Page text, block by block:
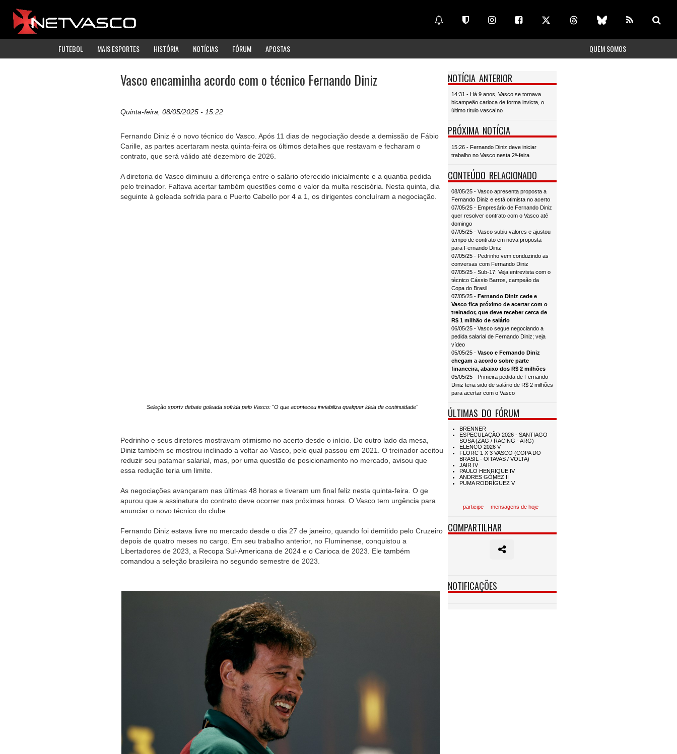
FUTEBOL MAIS ESPORTES HISTÓRIA NOTÍCIAS FÓRUM APOSTAS QUEM SOMOS
Vasco encaminha acordo com o técnico Fernando Diniz
Quinta-feira, 08/05/2025 - 15:22
Fernando Diniz é o novo técnico do Vasco. Após 11 dias de negociação desde a demissão de Fábio
Carille, as partes acertaram nesta quinta-feira os últimos detalhes que restavam e fecharam o
contrato, que será válido até dezembro de 2026.
A diretoria do Vasco diminuiu a diferença entre o salário oferecido inicialmente e a quantia pedida
pelo treinador. Faltava acertar também questões como o valor da multa rescisória. Nesta quinta, dia
seguinte à goleada sofrida para o Puerto Cabello por 4 a 1, os dirigentes concluíram a negociação.
Seleção sportv debate goleada sofrida pelo Vasco: "O que aconteceu inviabiliza qualquer ideia de continuidade"
Pedrinho e seus diretores mostravam otimismo no acerto desde o início. Do outro lado da mesa,
Diniz também se mostrou inclinado a voltar ao Vasco, pelo qual passou em 2021. O treinador aceitou
reduzir seu patamar salarial, mas, por uma questão de posicionamento no mercado, avisou que
essa redução teria um limite.
As negociações avançaram nas últimas 48 horas e tiveram um final feliz nesta quinta-feira. O ge
apurou que a assinatura do contrato deve ocorrer nas próximas horas. O Vasco tem urgência para
anunciar o novo técnico do clube.
Fernando Diniz estava livre no mercado desde o dia 27 de janeiro, quando foi demitido pelo Cruzeiro
depois de quatro meses no cargo. Em seu trabalho anterior, no Fluminense, conquistou a
Libertadores de 2023, a Recopa Sul-Americana de 2024 e o Carioca de 2023. Ele também
comandou a seleção brasileira no segundo semestre de 2023.
NOTÍCIA ANTERIOR
14:31 - Há 9 anos, Vasco se tornava
bicampeão carioca de forma invicta, o
último título vascaíno
PRÓXIMA NOTÍCIA
15:26 - Fernando Diniz deve iniciar
trabalho no Vasco nesta 2ª-feira
CONTEÚDO RELACIONADO
08/05/25 - Vasco apresenta proposta a
Fernando Diniz e está otimista no acerto
07/05/25 - Empresário de Fernando Diniz
quer resolver contrato com o Vasco até
domingo
07/05/25 - Vasco subiu valores e ajustou
tempo de contrato em nova proposta
para Fernando Diniz
07/05/25 - Pedrinho vem conduzindo as
conversas com Fernando Diniz
07/05/25 - Sub-17: Veja entrevista com o
técnico Cássio Barros, campeão da
Copa do Brasil
07/05/25 - Fernando Diniz cede e
Vasco fica próximo de acertar com o
treinador, que deve receber cerca de
R$ 1 milhão de salário
06/05/25 - Vasco segue negociando a
pedida salarial de Fernando Diniz; veja
vídeo
05/05/25 - Vasco e Fernando Diniz
chegam a acordo sobre parte
financeira, abaixo dos R$ 2 milhões
05/05/25 - Primeira pedida de Fernando
Diniz teria sido de salário de R$ 2 milhões
para acertar com o Vasco
ÚLTIMAS DO FÓRUM
participe mensagens de hoje
COMPARTILHAR
NOTIFICAÇÕES